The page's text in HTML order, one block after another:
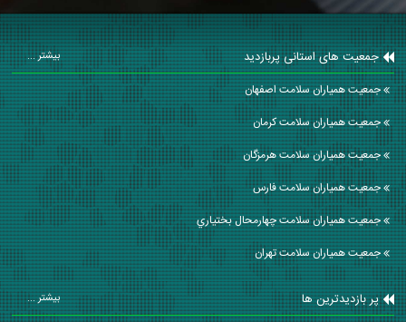
جمعیت های استانی پربازدید بیشتر ...
جمعیت همیاران سلامت اصفهان
جمعیت همیاران سلامت كرمان
جمعیت همیاران سلامت هرمزگان
جمعیت همیاران سلامت فارس
جمعیت همیاران سلامت چهارمحال بختياري
جمعیت همیاران سلامت تهران
پر بازدیدترین ها بیشتر ...